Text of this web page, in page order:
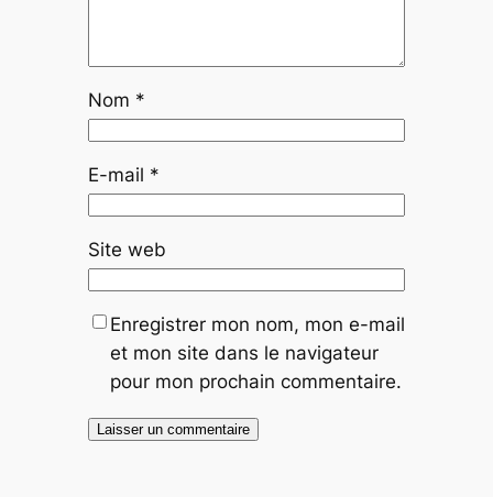
Nom *
E-mail *
Site web
Enregistrer mon nom, mon e-mail
et mon site dans le navigateur
pour mon prochain commentaire.